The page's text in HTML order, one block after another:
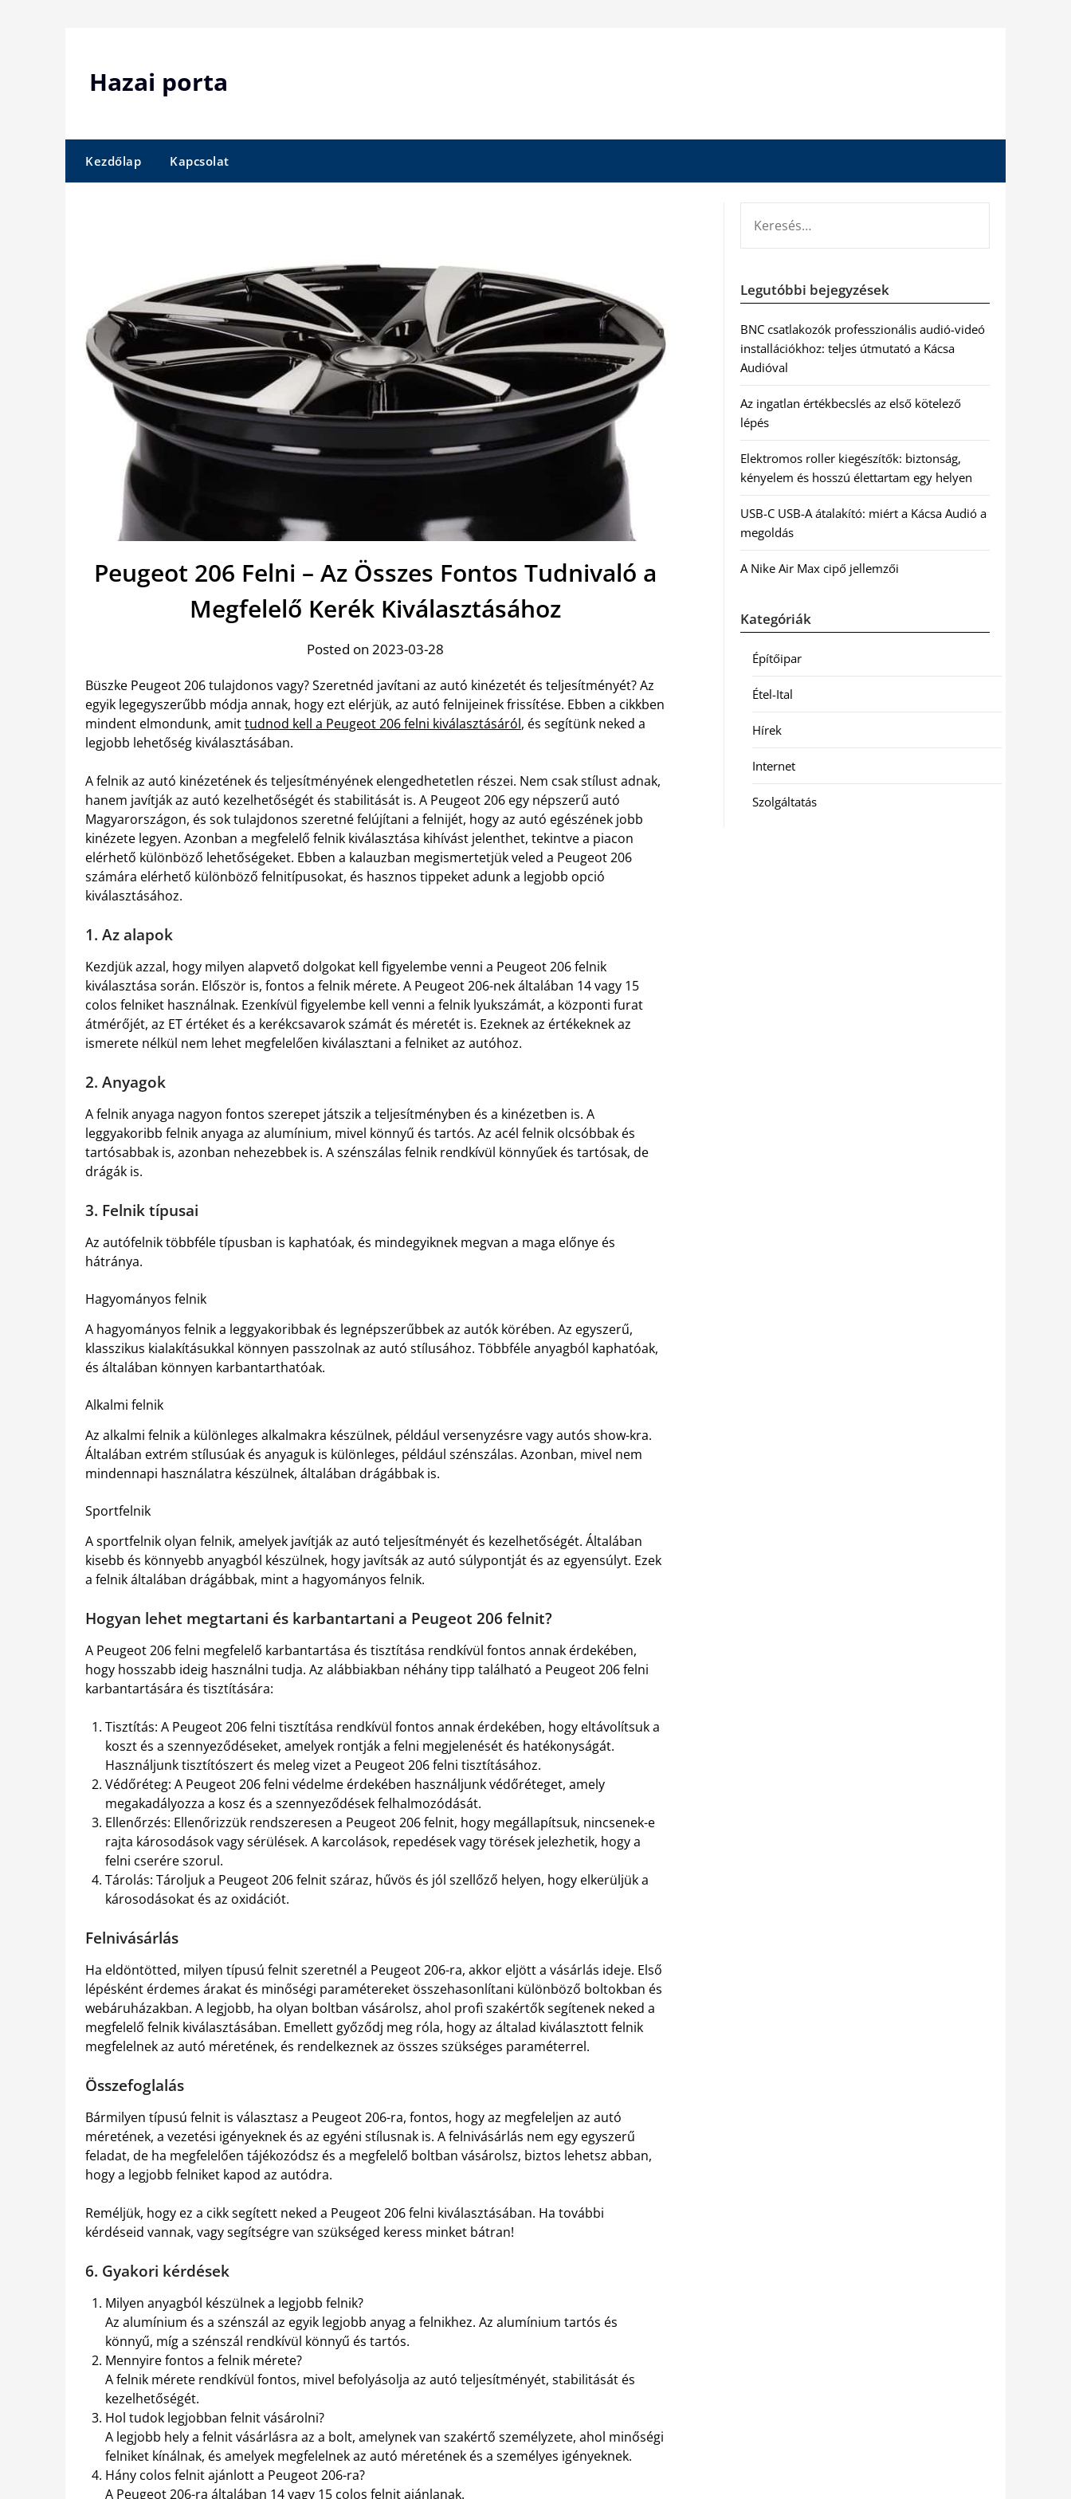
Hazai porta
Kezdőlap Kapcsolat
Peugeot 206 Felni – Az Összes Fontos Tudnivaló a
Megfelelő Kerék Kiválasztásához
Posted on 2023-03-28
Büszke Peugeot 206 tulajdonos vagy? Szeretnéd javítani az autó kinézetét és teljesítményét? Az
egyik legegyszerűbb módja annak, hogy ezt elérjük, az autó felnijeinek frissítése. Ebben a cikkben
mindent elmondunk, amittudnod kell a Peugeot 206 felni kiválasztásáról, és segítünk neked a
legjobb lehetőség kiválasztásában.
A felnik az autó kinézetének és teljesítményének elengedhetetlen részei. Nem csak stílust adnak,
hanem javítják az autó kezelhetőségét és stabilitását is. A Peugeot 206 egy népszerű autó
Magyarországon, és sok tulajdonos szeretné felújítani a felnijét, hogy az autó egészének jobb
kinézete legyen. Azonban a megfelelő felnik kiválasztása kihívást jelenthet, tekintve a piacon
elérhető különböző lehetőségeket. Ebben a kalauzban megismertetjük veled a Peugeot 206
számára elérhető különböző felnitípusokat, és hasznos tippeket adunk a legjobb opció
kiválasztásához.
1. Az alapok
Kezdjük azzal, hogy milyen alapvető dolgokat kell figyelembe venni a Peugeot 206 felnik
kiválasztása során. Először is, fontos a felnik mérete. A Peugeot 206-nek általában 14 vagy 15
colos felniket használnak. Ezenkívül figyelembe kell venni a felnik lyukszámát, a központi furat
átmérőjét, az ET értéket és a kerékcsavarok számát és méretét is. Ezeknek az értékeknek az
ismerete nélkül nem lehet megfelelően kiválasztani a felniket az autóhoz.
2. Anyagok
A felnik anyaga nagyon fontos szerepet játszik a teljesítményben és a kinézetben is. A
leggyakoribb felnik anyaga az alumínium, mivel könnyű és tartós. Az acél felnik olcsóbbak és
tartósabbak is, azonban nehezebbek is. A szénszálas felnik rendkívül könnyűek és tartósak, de
drágák is.
3. Felnik típusai
Az autófelnik többféle típusban is kaphatóak, és mindegyiknek megvan a maga előnye és
hátránya.
Hagyományos felnik
A hagyományos felnik a leggyakoribbak és legnépszerűbbek az autók körében. Az egyszerű,
klasszikus kialakításukkal könnyen passzolnak az autó stílusához. Többféle anyagból kaphatóak,
és általában könnyen karbantarthatóak.
Alkalmi felnik
Az alkalmi felnik a különleges alkalmakra készülnek, például versenyzésre vagy autós show-kra.
Általában extrém stílusúak és anyaguk is különleges, például szénszálas. Azonban, mivel nem
mindennapi használatra készülnek, általában drágábbak is.
Sportfelnik
A sportfelnik olyan felnik, amelyek javítják az autó teljesítményét és kezelhetőségét. Általában
kisebb és könnyebb anyagból készülnek, hogy javítsák az autó súlypontját és az egyensúlyt. Ezek
a felnik általában drágábbak, mint a hagyományos felnik.
Hogyan lehet megtartani és karbantartani a Peugeot 206 felnit?
A Peugeot 206 felni megfelelő karbantartása és tisztítása rendkívül fontos annak érdekében,
hogy hosszabb ideig használni tudja. Az alábbiakban néhány tipp található a Peugeot 206 felni
karbantartására és tisztítására:
Tisztítás: A Peugeot 206 felni tisztítása rendkívül fontos annak érdekében, hogy eltávolítsuk a
koszt és a szennyeződéseket, amelyek rontják a felni megjelenését és hatékonyságát.
Használjunk tisztítószert és meleg vizet a Peugeot 206 felni tisztításához.
Védőréteg: A Peugeot 206 felni védelme érdekében használjunk védőréteget, amely
megakadályozza a kosz és a szennyeződések felhalmozódását.
Ellenőrzés: Ellenőrizzük rendszeresen a Peugeot 206 felnit, hogy megállapítsuk, nincsenek-e
rajta károsodások vagy sérülések. A karcolások, repedések vagy törések jelezhetik, hogy a
felni cserére szorul.
Tárolás: Tároljuk a Peugeot 206 felnit száraz, hűvös és jól szellőző helyen, hogy elkerüljük a
károsodásokat és az oxidációt.
Felnivásárlás
Ha eldöntötted, milyen típusú felnit szeretnél a Peugeot 206-ra, akkor eljött a vásárlás ideje. Első
lépésként érdemes árakat és minőségi paramétereket összehasonlítani különböző boltokban és
webáruházakban. A legjobb, ha olyan boltban vásárolsz, ahol profi szakértők segítenek neked a
megfelelő felnik kiválasztásában. Emellett győződj meg róla, hogy az általad kiválasztott felnik
megfelelnek az autó méretének, és rendelkeznek az összes szükséges paraméterrel.
Összefoglalás
Bármilyen típusú felnit is választasz a Peugeot 206-ra, fontos, hogy az megfeleljen az autó
méretének, a vezetési igényeknek és az egyéni stílusnak is. A felnivásárlás nem egy egyszerű
feladat, de ha megfelelően tájékozódsz és a megfelelő boltban vásárolsz, biztos lehetsz abban,
hogy a legjobb felniket kapod az autódra.
Reméljük, hogy ez a cikk segített neked a Peugeot 206 felni kiválasztásában. Ha további
kérdéseid vannak, vagy segítségre van szükséged keress minket bátran!
6. Gyakori kérdések
Milyen anyagból készülnek a legjobb felnik?
Az alumínium és a szénszál az egyik legjobb anyag a felnikhez. Az alumínium tartós és
könnyű, míg a szénszál rendkívül könnyű és tartós.
Mennyire fontos a felnik mérete?
A felnik mérete rendkívül fontos, mivel befolyásolja az autó teljesítményét, stabilitását és
kezelhetőségét.
Hol tudok legjobban felnit vásárolni?
A legjobb hely a felnit vásárlásra az a bolt, amelynek van szakértő személyzete, ahol minőségi
felniket kínálnak, és amelyek megfelelnek az autó méretének és a személyes igényeknek.
Hány colos felnit ajánlott a Peugeot 206-ra?
A Peugeot 206-ra általában 14 vagy 15 colos felnit ajánlanak.
Legutóbbi bejegyzések
BNC csatlakozók professzionális audió-videó
installációkhoz: teljes útmutató a Kácsa
Audióval
Az ingatlan értékbecslés az első kötelező
lépés
Elektromos roller kiegészítők: biztonság,
kényelem és hosszú élettartam egy helyen
USB-C USB-A átalakító: miért a Kácsa Audió a
megoldás
A Nike Air Max cipő jellemzői
Kategóriák
Építőipar
Étel-Ital
Hírek
Internet
Szolgáltatás